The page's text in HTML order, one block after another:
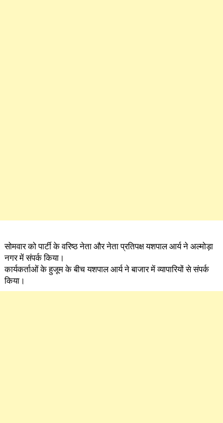
सोमवार को पार्टी के वरिष्ठ नेता और नेता प्रतिपक्ष यशपाल आर्य ने अल्मोड़ा
नगर में संपर्क किया।
कार्यकर्ताओं के हुजूम के बीच यशपाल आर्य ने बाजार में व्यापारियों से संपर्क
किया।